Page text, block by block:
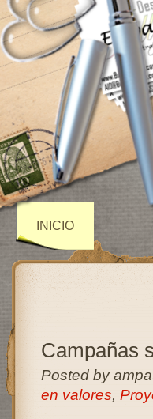
INICIO
Campañas
Posted by
en valores,